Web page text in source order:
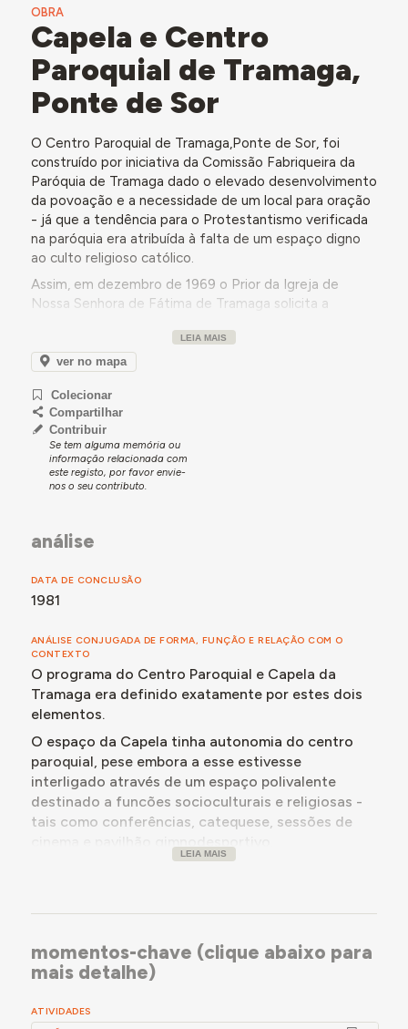
OBRA
Capela e Centro
Paroquial de Tramaga,
Ponte de Sor
O Centro Paroquial de Tramaga,Ponte de Sor, foi
construído por iniciativa da Comissão Fabriqueira da
Paróquia de Tramaga dado o elevado desenvolvimento
da povoação e a necessidade de um local para oração
- já que a tendência para o Protestantismo verificada
na paróquia era atribuída à falta de um espaço digno
ao culto religioso católico.
Assim, em dezembro de 1969 o Prior da Igreja de
Nossa Senhora de Fátima de Tramaga solicita a
capela e centro paroquial, apresentando o projeto para
obra.
O projeto, elaborado pelo Arq. António Flores Ribeiro,
através do Secretariado das Novas Igrejas do
Patriarcado, só viria a ser aprovado em dezembro de
1975, com um orçamento total de 2.600.000$00.
Apenas em outubro de 1979 seria autorizada pelo
Ministério das Obras Públicas uma comparticipação no
elevaria o valor total do apoio para 1.500.000$00.
A obra seria executada em regime de adminsitração
direta pela Comissão Fabriqueira e os trabalho iniciar-
Os trabalhos viriam a ser concluídos a 19.04.1981 -
sendo a obra definitivamente entregue apenas em
janeiro de 1986.
LEIA MAIS
ver no mapa
Colecionar
Compartilhar
Contribuir
Se tem alguma memória ou
informação relacionada com
este registo, por favor envie-
nos o seu contributo.
análise
DATA DE CONCLUSÃO
1981
ANÁLISE CONJUGADA DE FORMA, FUNÇÃO E RELAÇÃO COM O
CONTEXTO
O programa do Centro Paroquial e Capela da
Tramaga era definido exatamente por estes dois
elementos.
O espaço da Capela tinha autonomia do centro
paroquial, pese embora a esse estivesse
interligado através de um espaço polivalente
destinado a funcões socioculturais e religiosas -
tais como conferências, catequese, sessões de
permitir que o celebrante pudesse oficiar voltado
para o maior grupo da assembleia instalada no
salão - nas ocasiões em que este espaço
espaço sagrado.
LEIA MAIS
momentos-chave (clique abaixo para
mais detalhe)
ATIVIDADES